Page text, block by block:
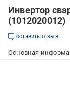
Инвертор
(1012020012)
оставить отзыв
Основная